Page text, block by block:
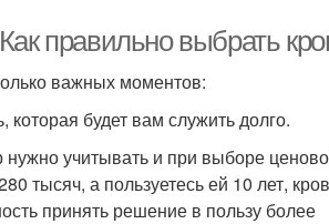
правильно выбрать
важных моментов:
будет вам служить долго.
нужно учитывать и при выборе
тысяч, а пользуетесь ей 10 лет,
принять решение в пользу более